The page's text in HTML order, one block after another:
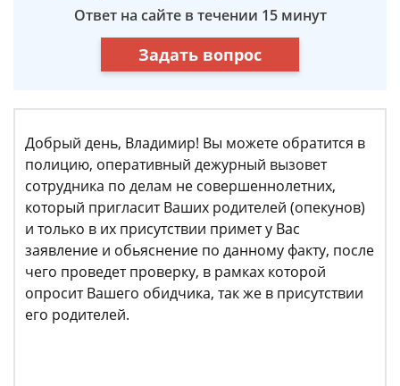
Ответ на сайте в течении 15 минут
Задать вопрос
Добрый день, Владимир! Вы можете обратится в
полицию, оперативный дежурный вызовет
сотрудника по делам не совершеннолетних,
который пригласит Ваших родителей (опекунов)
и только в их присутствии примет у Вас
заявление и обьяснение по данному факту, после
чего проведет проверку, в рамках которой
опросит Вашего обидчика, так же в присутствии
его родителей.